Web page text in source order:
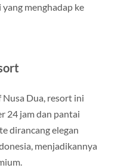
menghadap ke
Dua, resort ini
24 jam dan pantai
dirancang elegan
menjadikannya